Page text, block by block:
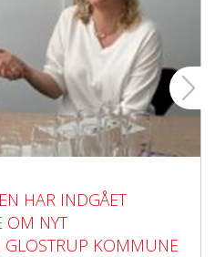
HAR INDGÅET
OM NYT
GLOSTRUP KOMMUNE